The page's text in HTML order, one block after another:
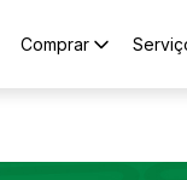
Comprar